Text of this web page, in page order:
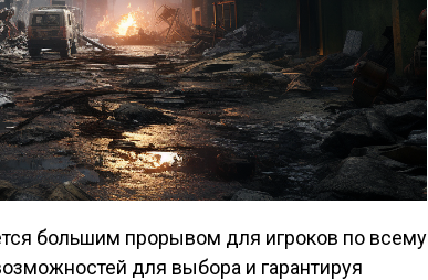
большим прорывом для игроков по всему
для выбора и гарантируя